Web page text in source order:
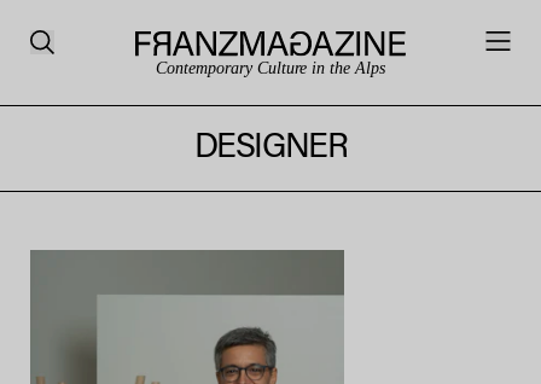
Contemporary Culture in the Alps
DESIGNER